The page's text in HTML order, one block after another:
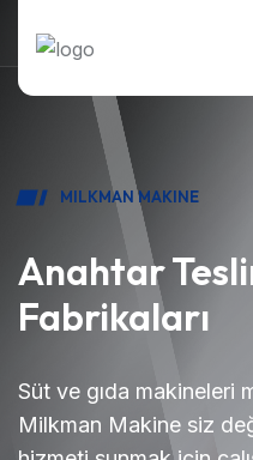
MILKMAN MAKINE
Anahtar
Fabrikaları
Süt ve gıda makineleri
Milkman Makine siz